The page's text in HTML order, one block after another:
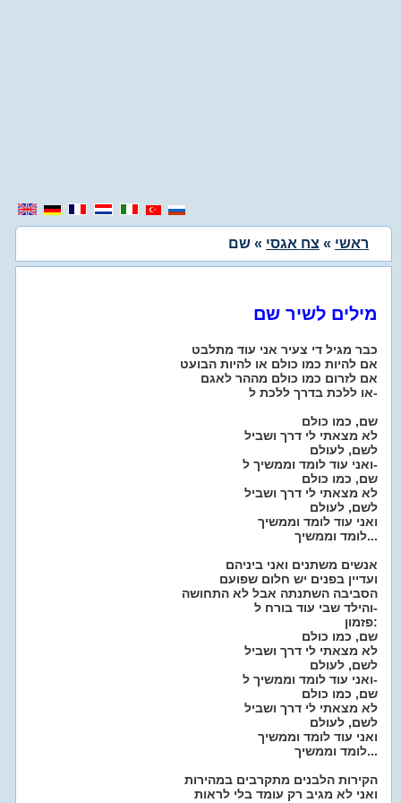
ראשי » צח אגסי » שם
מילים לשיר שם
כבר מגיל די צעיר אני עוד מתלבט
אם להיות כמו כולם או להיות הבועט
אם לזרום כמו כולם מההר לאגם
או ללכת בדרך ללכת ל-
שם, כמו כולם
לא מצאתי לי דרך ושביל
לשם, לעולם
ואני עוד לומד וממשיך ל-
שם, כמו כולם
לא מצאתי לי דרך ושביל
לשם, לעולם
ואני עוד לומד וממשיך
לומד וממשיך...
אנשים משתנים ואני ביניהם
ועדיין בפנים יש חלום שפועם
הסביבה השתנתה אבל לא התחושה
והילד שבי עוד בורח ל-
פזמון:
שם, כמו כולם
לא מצאתי לי דרך ושביל
לשם, לעולם
ואני עוד לומד וממשיך ל-
שם, כמו כולם
לא מצאתי לי דרך ושביל
לשם, לעולם
ואני עוד לומד וממשיך
לומד וממשיך...
הקירות הלבנים מתקרבים במהירות
ואני לא מגיב רק עומד בלי לראות